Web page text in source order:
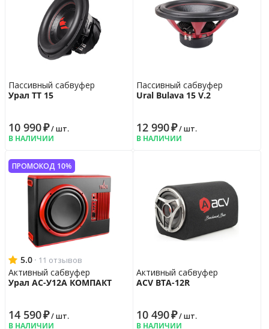
Пассивный сабвуфер
Урал ТТ 15
10 990₽/ шт.
В НАЛИЧИИ
Пассивный сабвуфер
Ural Bulava 15 V.2
12 990₽/ шт.
В НАЛИЧИИ
ПРОМОКОД 10%
5.0 · 11 отзывов
Активный сабвуфер
Урал АС-У12А КОМПАКТ
14 590₽/ шт.
В НАЛИЧИИ
Активный сабвуфер
ACV BTA-12R
10 490₽/ шт.
В НАЛИЧИИ